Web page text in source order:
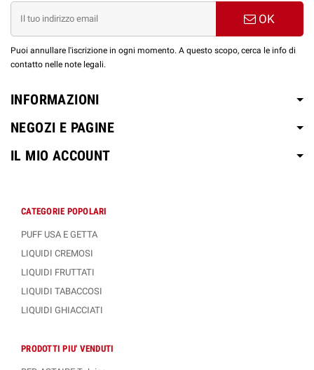
OK
Puoi annullare l'iscrizione in ogni momento. A questo scopo, cerca le info di
contatto nelle note legali.
INFORMAZIONI
NEGOZI E PAGINE
IL MIO ACCOUNT
CATEGORIE POPOLARI
PUFF USA E GETTA
LIQUIDI CREMOSI
LIQUIDI FRUTTATI
LIQUIDI TABACCOSI
LIQUIDI GHIACCIATI
PRODOTTI PIU' VENDUTI